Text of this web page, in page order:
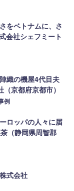
をベトナムに、さ
会社シェフミート
織の機屋4代目夫
京都府京都市）
例
ロッパの人々に届
（静岡県周智郡
式会社